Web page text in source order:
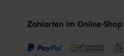
Zahlarten im Online-Shop